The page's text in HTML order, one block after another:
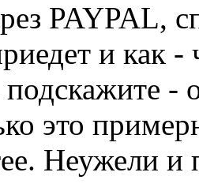
PAYPAL,
и как -
-
это
Неужели и